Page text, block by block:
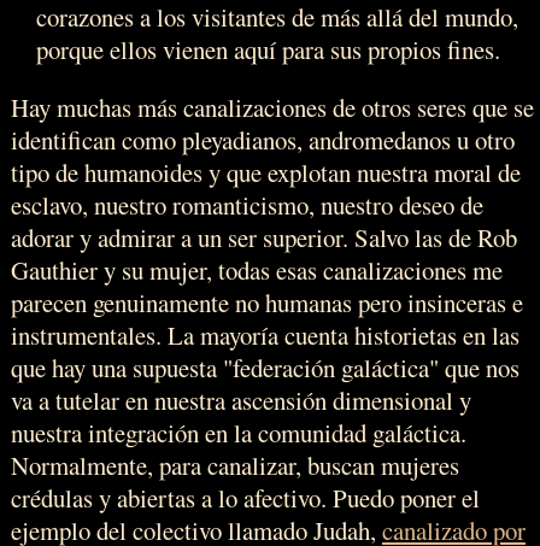
corazones a los visitantes de más allá del mundo,
porque ellos vienen aquí para sus propios fines.
Hay muchas más canalizaciones de otros seres que se
identifican como pleyadianos, andromedanos u otro
tipo de humanoides y que explotan nuestra moral de
esclavo, nuestro romanticismo, nuestro deseo de
adorar y admirar a un ser superior. Salvo las de Rob
Gauthier y su mujer, todas esas canalizaciones me
parecen genuinamente no humanas pero insinceras e
instrumentales. La mayoría cuenta historietas en las
que hay una supuesta "federación galáctica" que nos
va a tutelar en nuestra ascensión dimensional y
nuestra integración en la comunidad galáctica.
Normalmente, para canalizar, buscan mujeres
crédulas y abiertas a lo afectivo. Puedo poner el
ejemplo del colectivo llamado Judah, canalizado por